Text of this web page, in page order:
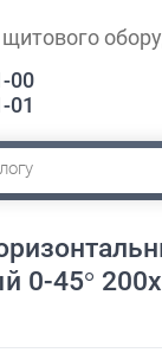
00
01
0-45°